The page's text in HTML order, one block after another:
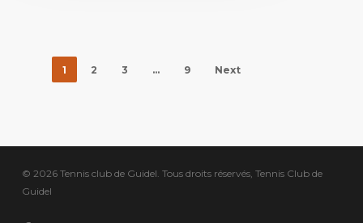
1 2 3 … 9 Next
© 2026 Tennis club de Guidel. Tous droits réservés, Tennis Club de
Guidel